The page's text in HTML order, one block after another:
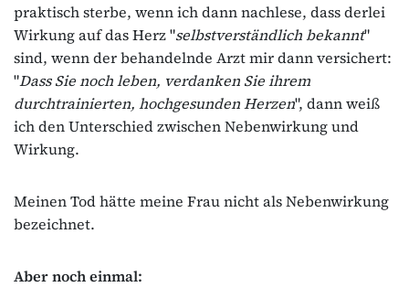
praktisch sterbe, wenn ich dann nachlese, dass derlei
Wirkung auf das Herz "selbstverständlich bekannt"
sind, wenn der behandelnde Arzt mir dann versichert:
"Dass Sie noch leben, verdanken Sie ihrem
durchtrainierten, hochgesunden Herzen", dann weiß
ich den Unterschied zwischen Nebenwirkung und
Wirkung.
Meinen Tod hätte meine Frau nicht als Nebenwirkung
bezeichnet.
Aber noch einmal: